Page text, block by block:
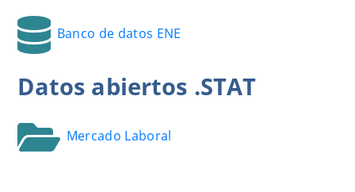
Banco de datos ENE
Datos abiertos .STAT
Mercado Laboral